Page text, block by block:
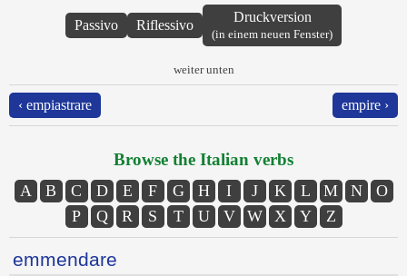
Passivo Riflessivo
Druckversion
(in einem neuen Fenster)
weiter unten
‹ empiastrare empire ›
Browse the Italian verbs
A B C D E F G H I J K L M N
O
P
Q R S T U V W X Y Z
emmendare